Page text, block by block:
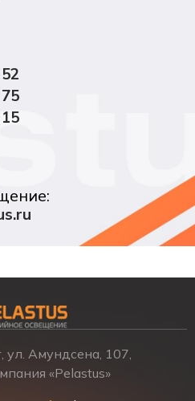
ул. Амундсена, 107,
«Pelastus»